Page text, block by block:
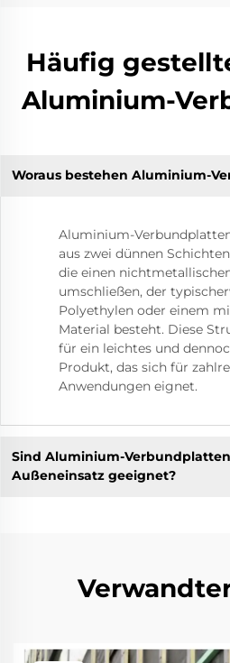
Häufig
Aluminium-
Woraus bestehen Aluminium-
Aluminium-
aus zwei dünnen
die einen
umschließen, der
Polyethylen oder einem
Material besteht. Diese
für ein leichtes und
Produkt, das sich für
Anwendungen eignet.
Sind Aluminium-
Außeneinsatz geeignet?